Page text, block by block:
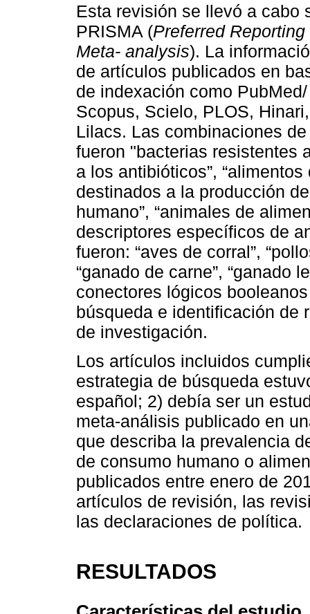
Esta revisión se llevó a cabo
PRISMA (Preferred
Meta- analysis). La
de artículos publicados en
de indexación como
Scopus, Scielo, PLOS,
Lilacs. Las combinaciones
fueron "bacterias resistentes
a los antibióticos”,
destinados a la producción
humano”, “animales de
descriptores específicos de
fueron: “aves de corral”,
“ganado de carne”, “ganado
conectores lógicos
búsqueda e identificación de
de investigación.
Los artículos incluidos
estrategia de búsqueda
español; 2) debía ser un
meta-análisis publicado en
que describa la prevalencia
de consumo humano o
publicados entre enero de
artículos de revisión, las
las declaraciones de política.
RESULTADOS